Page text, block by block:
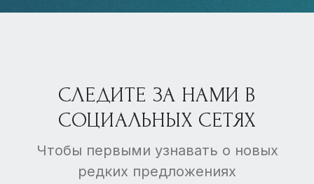
СЛЕДИТЕ ЗА НАМИ В
СОЦИАЛЬНЫХ СЕТЯХ
Чтобы первыми узнавать о новых
редких предложениях